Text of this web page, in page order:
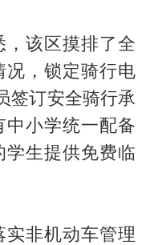
，该区摸排了全
况，锁定骑行电
签订安全骑行承
中小学统一配备
学生提供免费临
实非机动车管理